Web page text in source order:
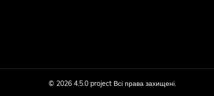
© 2026 4.5.0 project Всі права захищені.